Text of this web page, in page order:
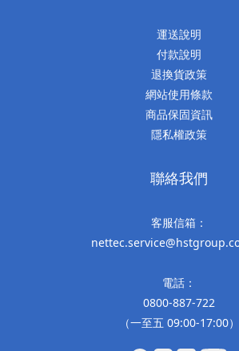
運送說明
付款說明
退換貨政策
網站使用條款
商品保固資訊
隱私權政策
聯絡我們
客服信箱：
電話：
0800-887-722
（一至五 09:00-17:00）